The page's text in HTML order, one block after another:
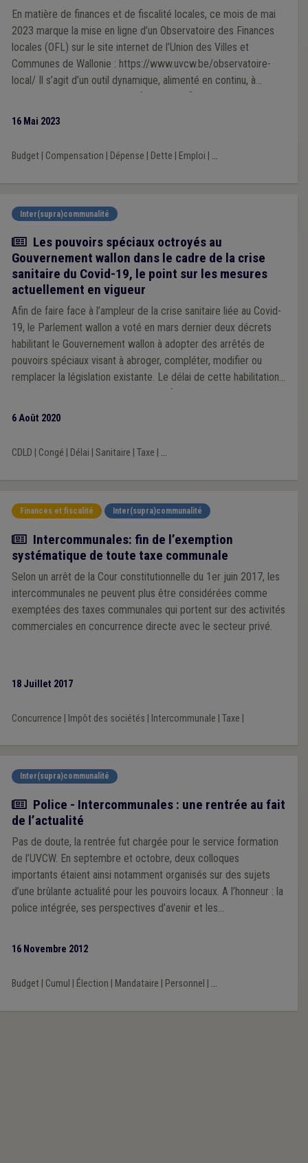
En matière de finances et de fiscalité locales, ce mois de mai
2023 marque la mise en ligne d’un Observatoire des Finances
locales (OFL) sur le site internet de l’Union des Villes et
Communes de Wallonie : https://www.uvcw.be/observatoire-
local/ Il s’agit d’un outil dynamique, alimenté en continu, à
mesure que des agrégats d’informations financières actualisées
personnes désireuses d’appréhender par les chiffres et
16 Mai 2023
Budget| Compensation Dépense Dette Emploi ...
Inter(supra)communalité
Actualité
Les pouvoirs spéciaux octroyés au
Gouvernement wallon dans le cadre de la crise
sanitaire du Covid-19, le point sur les mesures
actuellement en vigueur
Afin de faire face à l’ampleur de la crise sanitaire liée au Covid-
19, le Parlement wallon a voté en mars dernier deux décrets
habilitant le Gouvernement wallon à adopter des arrêtés de
pouvoirs spéciaux visant à abroger, compléter, modifier ou
remplacer la législation existante. Le délai de cette habilitation
6 Août 2020
CDLD Congé Délai Sanitaire Taxe ...
Finances et fiscalité Inter(supra)communalité
Actualité
Intercommunales: fin de l’exemption
systématique de toute taxe communale
Selon un arrêt de la Cour constitutionnelle du 1er juin 2017, les
intercommunales ne peuvent plus être considérées comme
exemptées des taxes communales qui portent sur des activités
commerciales en concurrence directe avec le secteur privé.
18 Juillet 2017
Concurrence Impôt des sociétés Intercommunale Taxe
Inter(supra)communalité
Article
Police - Intercommunales : une rentrée au fait
de l’actualité
Pas de doute, la rentrée fut chargée pour le service formation
de l’UVCW. En septembre et octobre, deux colloques
importants étaient ainsi notamment organisés sur des sujets
d’une brûlante actualité pour les pouvoirs locaux. A l’honneur : la
police intégrée, ses perspectives d’avenir et les
16 Novembre 2012
Budget| Cumul Élection Mandataire Personnel ...